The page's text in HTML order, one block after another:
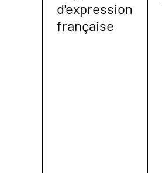
d'expression
française